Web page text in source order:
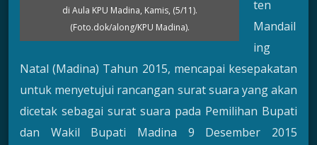
di Aula KPU Madina, Kamis, (5/11).
(Foto.dok/along/KPU Madina).
ten
Mandail
ing
Natal (Madina) Tahun 2015, mencapai kesepakatan
untuk menyetujui rancangan surat suara yang akan
dicetak sebagai surat suara pada Pemilihan Bupati
dan Wakil Bupati Madina 9 Desember 2015